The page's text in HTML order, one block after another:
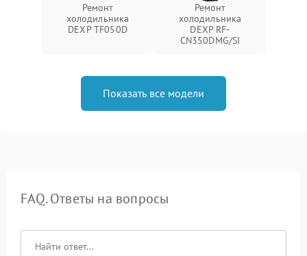
Ремонт
холодильника
DEXP TF050D
Ремонт
холодильника
DEXP RF-
CN350DMG/SI
Показать все модели
FAQ. Ответы на вопросы